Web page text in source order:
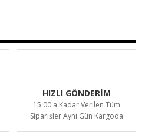
HIZLI GÖNDERİM
15:00'a Kadar Verilen Tüm
Siparişler Aynı Gün Kargoda